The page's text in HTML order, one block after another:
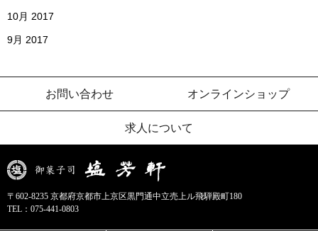
10月 2017
9月 2017
お問い合わせ オンラインショップ
求人について
〒602-8235 京都府京都市上京区黒門通中立売上ル飛騨殿町180
TEL： 075-441-0803